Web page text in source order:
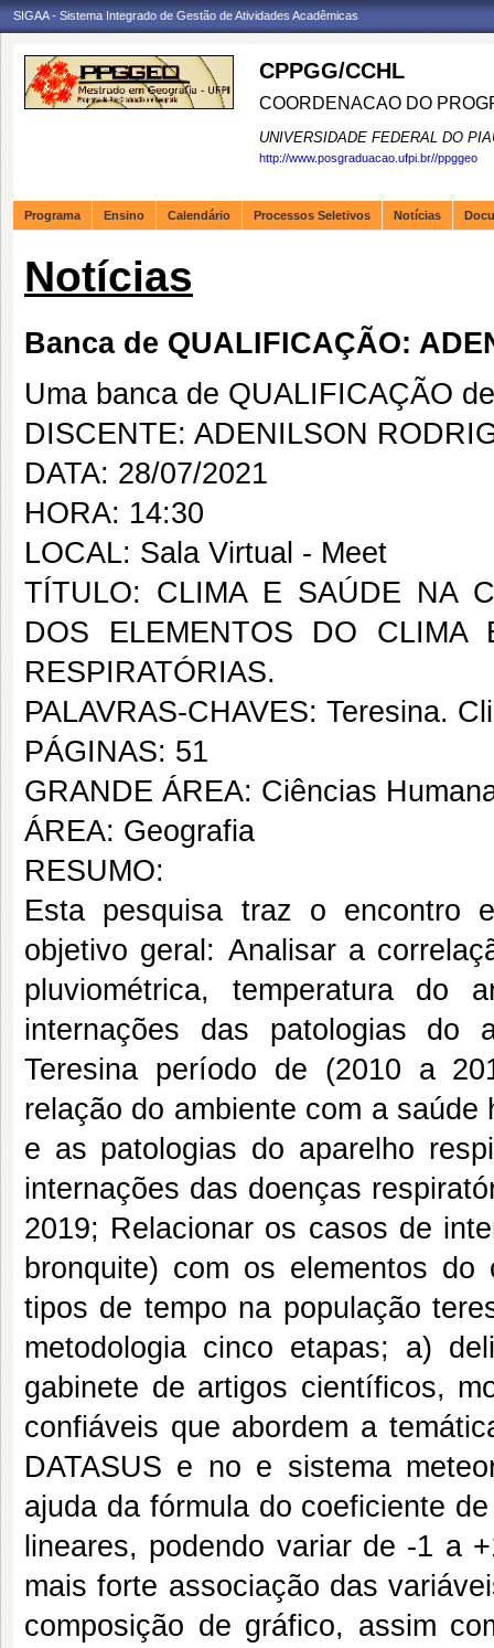
SIGAA - Sistema Integrado de Gestão de Atividades Acadêmicas
CPPGG/CCHL
COORDENACAO DO
UNIVERSIDADE FEDERAL DO
http://www.posgraduacao.ufpi.br//ppggeo
Programa Ensino Calendário Processos Seletivos Notícias
Notícias
Banca de QUALIFICAÇÃO:
Uma banca de QUALIFICAÇÃO
DISCENTE: ADENILSON
DATA: 28/07/2021
HORA: 14:30
LOCAL: Sala Virtual - Meet
TÍTULO: CLIMA E SAÚDE NA
DOS ELEMENTOS DO CLIMA
RESPIRATÓRIAS.
PALAVRAS-CHAVES: Teresina.
PÁGINAS: 51
GRANDE ÁREA: Ciências
ÁREA: Geografia
RESUMO:
Esta pesquisa traz o encontro
objetivo geral: Analisar a
pluviométrica, temperatura
internações das patologias do
Teresina período de (2010 a
relação do ambiente com a
e as patologias do aparelho
internações das doenças
2019; Relacionar os casos de
bronquite) com os elementos
tipos de tempo na população
metodologia cinco etapas; a)
gabinete de artigos científicos,
confiáveis que abordem a
DATASUS e no e sistema
ajuda da fórmula do coeficiente de
lineares, podendo variar de -1 a
mais forte associação das
composição de gráfico, assim